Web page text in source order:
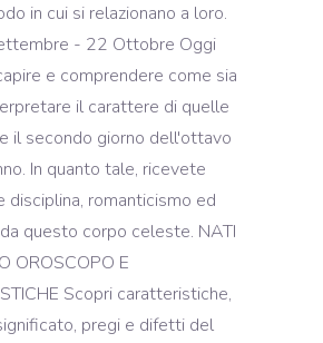
in cui si relazionano a loro.
- 22 Ottobre Oggi
e comprendere come sia
il carattere di quelle
il secondo giorno dell'ottavo
In quanto tale, ricevete
disciplina, romanticismo ed
questo corpo celeste. NATI
OROSCOPO E
Scopri caratteristiche,
pregi e difetti del